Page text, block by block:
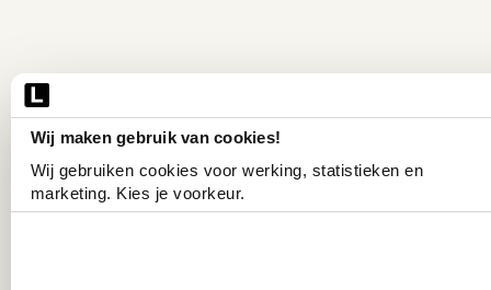
Wij maken gebruik van cookies!
Wij gebruiken cookies voor werking, statistieken en
marketing. Kies je voorkeur.